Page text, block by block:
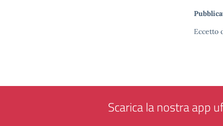
Eccetto
Scarica la nostra app